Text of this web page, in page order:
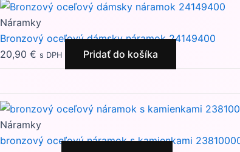
Náramky
Bronzový oceľový dámsky náramok 24149400
20,90 € s DPH Pridať do košíka
Náramky
bronzový oceľový náramok s kamienkami